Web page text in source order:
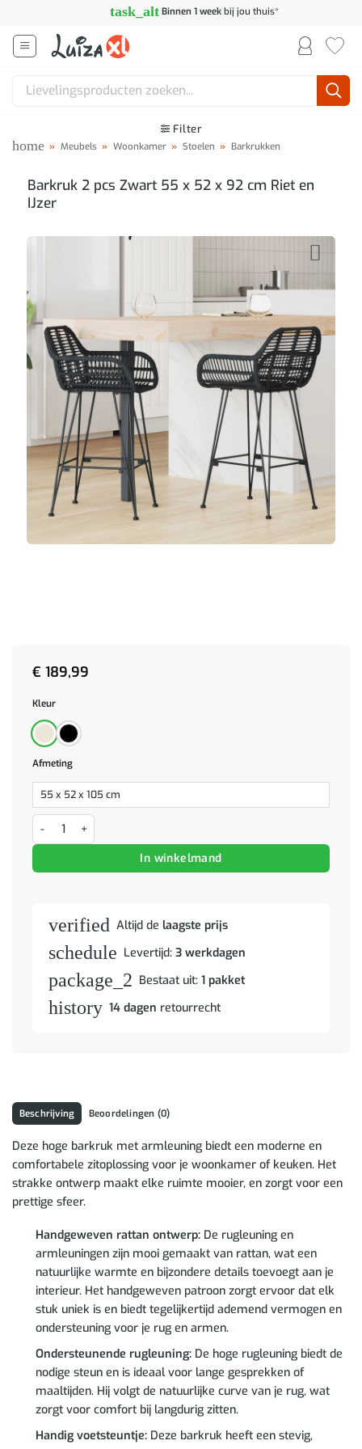
inhoud
task_alt Binnen 1 weekbij jou thuis*
Zoeken
Filter
home » Meubels » Woonkamer » Stoelen » Barkrukken
Barkruk 2 pcs Zwart 55 x 52 x 92 cm Riet en
IJzer
€ 189,99
Kleur
Afmeting
Barkruk 2 pcs Zwart 55 x 52 x 92 cm Riet en IJzer aantal
In winkelmand
verified Altijd de laagste prijs
schedule Levertijd: 3 werkdagen
package_2 Bestaat uit: 1 pakket
history 14 dagen retourrecht
Beschrijving Beoordelingen (0)
Deze hoge barkruk met armleuning biedt een moderne en
comfortabele zitoplossing voor je woonkamer of keuken. Het
strakke ontwerp maakt elke ruimte mooier, en zorgt voor een
prettige sfeer.
Handgeweven rattan ontwerp:De rugleuning en
armleuningen zijn mooi gemaakt van rattan, wat een
natuurlijke warmte en bijzondere details toevoegt aan je
interieur. Het handgeweven patroon zorgt ervoor dat elk
stuk uniek is en biedt tegelijkertijd ademend vermogen en
ondersteuning voor je rug en armen.
Ondersteunende rugleuning:De hoge rugleuning biedt de
nodige steun en is ideaal voor lange gesprekken of
maaltijden. Hij volgt de natuurlijke curve van je rug, wat
zorgt voor comfort bij langdurig zitten.
Handig voetsteuntje:Deze barkruk heeft een stevig,